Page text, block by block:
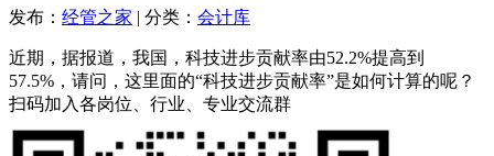
发布： 经管之家 | 分类： 会计库
近期，据报道，我国，科技进步贡献率由52.2%提高到
57.5%，请问，这里面的“科技进步贡献率”是如何计算的呢？
扫码加入各岗位、行业、专业交流群